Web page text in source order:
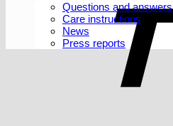
Questions and answers
Care instructions
News
Press reports